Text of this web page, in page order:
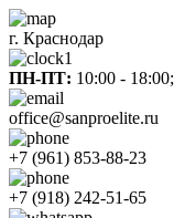
г. Краснодар
ПН-ПТ: 10:00 - 18:00;
office@sanproelite.ru
+7 (961) 853-88-23
+7 (918) 242-51-65